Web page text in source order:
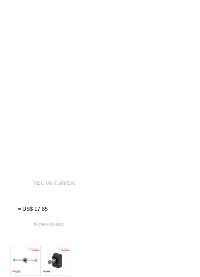
Tipo de Cambio
= US$17.85
Novedades